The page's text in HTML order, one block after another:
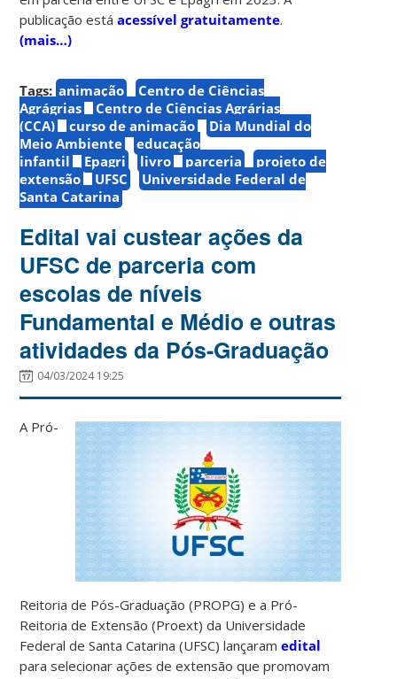
publicação estáacessível gratuitamente.
(mais…)
Tags: animação
Centro de Ciências
Agrágrias
Centro de Ciências Agrárias
(CCA)
curso de animação
Dia Mundial do
Meio Ambiente
educação
infantil
Epagri livro parceria
projeto de
extensão
UFSC
Universidade Federal de
Santa Catarina
Edital vai custear ações da
UFSC de parceria com
escolas de níveis
Fundamental e Médio e outras
atividades da Pós-Graduação
04/03/2024 19:25
A Pró-
Reitoria de Pós-Graduação (PROPG) e a Pró-
Reitoria de Extensão (Proext) da Universidade
Federal de Santa Catarina (UFSC) lançaramedital
para selecionar ações de extensão que promovam